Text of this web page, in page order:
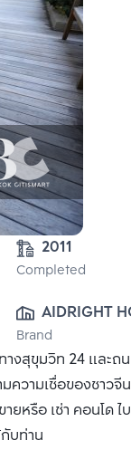
2011
Completed
AIDRIGHT
LTD.
Brand
งสุขุมวิท 24 และถ
วามเชื่อของชาวจี
ยหรือ เช่า คอนโด
บท่าน